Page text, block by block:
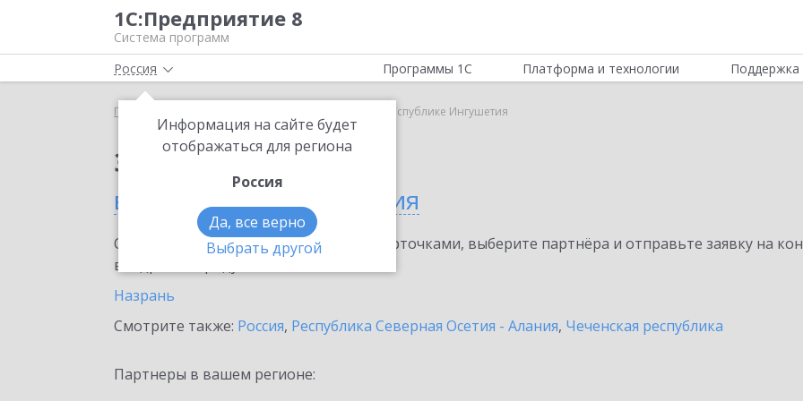
1С:Предприятие 8
Система программ
Россия
Информация на сайте будет
отображаться для региона
Россия
Да, все верно
Выбрать другой
Программы 1С Платформа и технологии Поддержка
Главная 1С:АУСН в Республике Ингушетия
Заказать 1С:АУСН
в Республике Ингушетия
Ознакомьтесь с информационными карточками, выберите партнёра и отправьте заявку на
внедрение продукта.
Назрань
Смотрите также: Россия, Республика Северная Осетия - Алания, Чеченская республика
Партнеры в вашем регионе: